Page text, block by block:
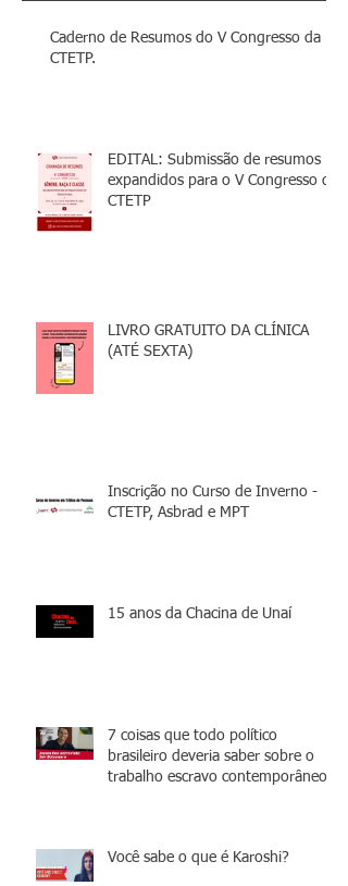
Caderno de Resumos do V Congresso da
CTETP.
EDITAL: Submissão de resumos
expandidos para o V Congresso da
CTETP
LIVRO GRATUITO DA CLÍNICA
(ATÉ SEXTA)
Inscrição no Curso de Inverno -
CTETP, Asbrad e MPT
15 anos da Chacina de Unaí
7 coisas que todo político
brasileiro deveria saber sobre o
trabalho escravo contemporâneo
Você sabe o que é Karoshi?